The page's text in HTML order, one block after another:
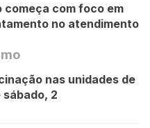
começa com foco em
no atendimento
nas unidades de
2